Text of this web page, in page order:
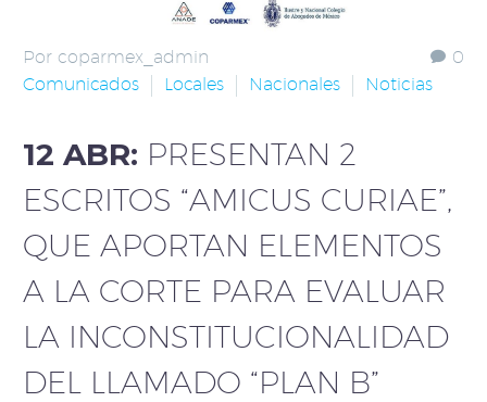
0
Por coparmex_admin
Comunicados
Locales Nacionales Noticias
12 ABR: PRESENTAN 2
ESCRITOS “AMICUS CURIAE”,
QUE APORTAN ELEMENTOS
A LA CORTE PARA EVALUAR
LA INCONSTITUCIONALIDAD
DEL LLAMADO “PLAN B”